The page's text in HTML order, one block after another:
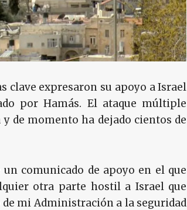
clave expresaron su apoyo a Israel
por Hamás. El ataque múltiple
de momento ha dejado cientos de
comunicado de apoyo en el que
otra parte hostil a Israel que
de mi Administración a la seguridad